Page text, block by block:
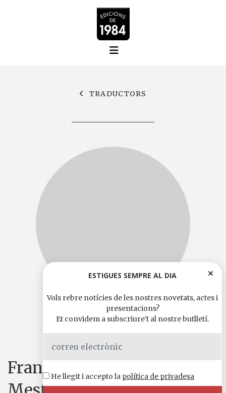
TRADUCTORS
Comparteix-ho a:
WhatsAppTelegram
X Facebook
EmailComparteix
Francesc Foguet i Albert
ESTIGUES SEMPRE AL DIA
Vols rebre notícies de les nostres novetats, actes i
presentacions?
Et convidem a subscriure't al nostre butlletí.
He llegit i accepto la política de privadesa